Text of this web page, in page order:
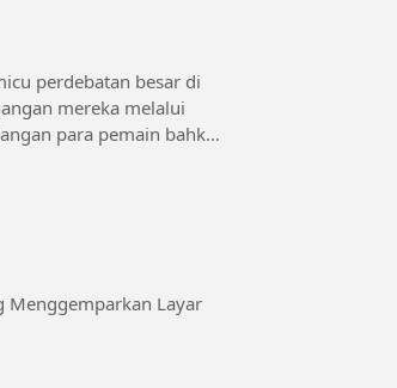
perdebatan besar di
mereka melalui
para pemain bahkan
Menggemparkan Layar